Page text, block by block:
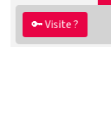
🔑 Visite ?